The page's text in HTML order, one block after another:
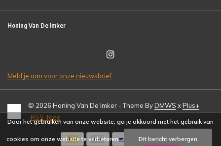
Honing Van De Imker
Meld je aan voor onze nieuwsbrief
© 2026 Honing Van De Imker - Theme ByDMWS xPlus+
RSS-feed
Door het gebruiken van onze website, ga je akkoord met het gebruik van
cookies om onze website te verbeteren. Dit bericht verbergen